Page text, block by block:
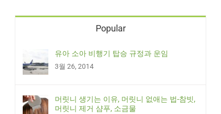
Popular
유아 소아 비행기 탑승 규정과 운임
3월 26, 2014
머릿니 생기는 이유, 머릿니 없애는 법-참빗,
머릿니 제거 샴푸, 소금물